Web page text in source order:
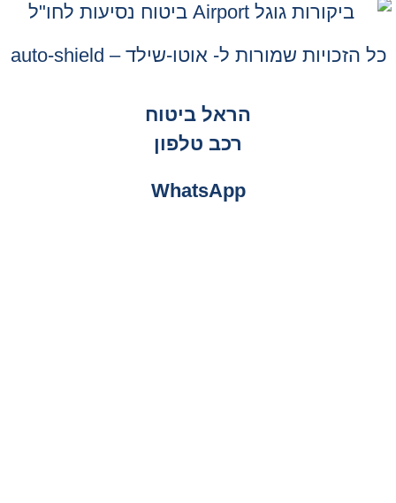
כל הזכויות שמורות ל- אוטו-שילד – auto-shield
הראל ביטוח
רכב טלפון
WhatsApp